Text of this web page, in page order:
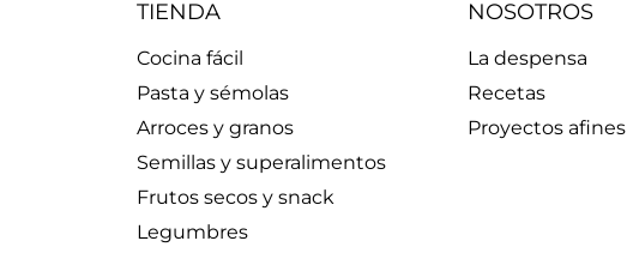
TIENDA
Cocina fácil
Pasta y sémolas
Arroces y granos
Semillas y superalimentos
Frutos secos y snack
Legumbres
NOSOTROS
La despensa
Recetas
Proyectos afines